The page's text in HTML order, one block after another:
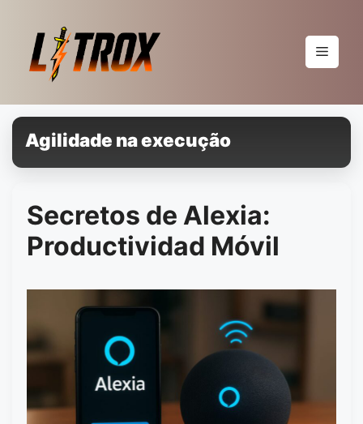
conteúdo
Menu
Agilidade na execução
Secretos de Alexia:
Productividad Móvil